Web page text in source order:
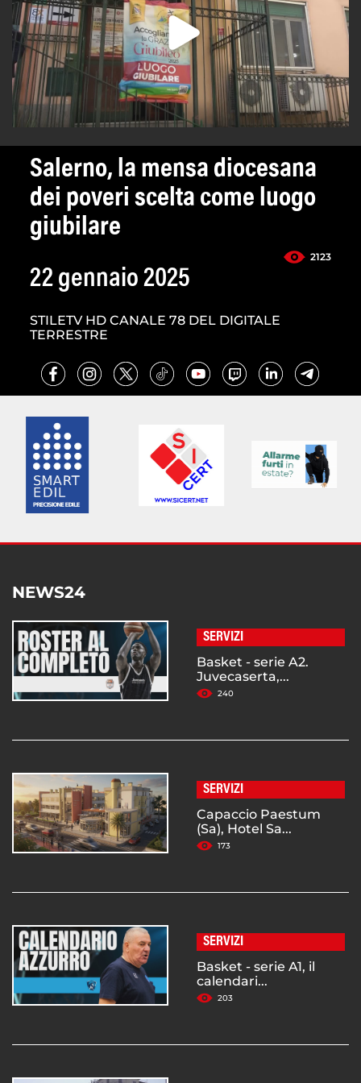
Salerno, la mensa diocesana
dei poveri scelta come luogo
giubilare
2123
22 gennaio 2025
STILETV HD CANALE 78 DEL DIGITALE
TERRESTRE
NEWS24
SERVIZI
Basket - serie A2.
Juvecaserta,...
240
SERVIZI
Capaccio Paestum
(Sa), Hotel Sa...
173
SERVIZI
Basket - serie A1, il
calendari...
203